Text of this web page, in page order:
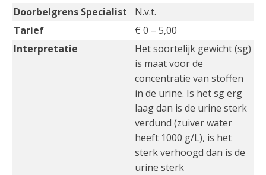
Doorbelgrens Specialist
N.v.t.
Tarief
€ 0 – 5,00
Interpretatie
Het soortelijk gewicht (sg)
is maat voor de
concentratie van stoffen
in de urine. Is het sg erg
laag dan is de urine sterk
verdund (zuiver water
heeft 1000 g/L), is het
sterk verhoogd dan is de
urine sterk